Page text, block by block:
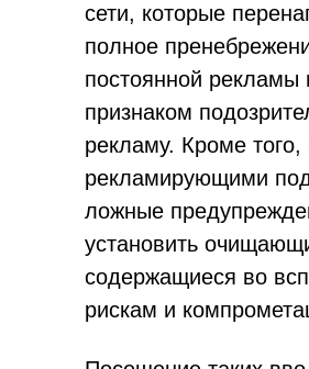
сети, которые
полное
постоянной рекламы
признаком
рекламу. Кроме
рекламирующими
ложные
установить
содержащиеся во
рискам и